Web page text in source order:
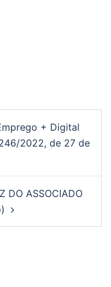
+ Digital
2022, de 27 de
DO ASSOCIADO